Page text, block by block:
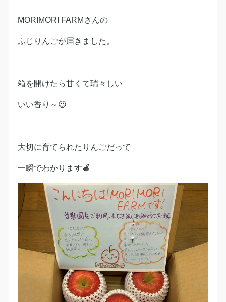
MORIMORI FARMさんの
ふじりんごが届きました。
箱を開けたら甘くて瑞々しい
いい香り～😍
大切に育てられたりんごだって
一瞬でわかります🍎